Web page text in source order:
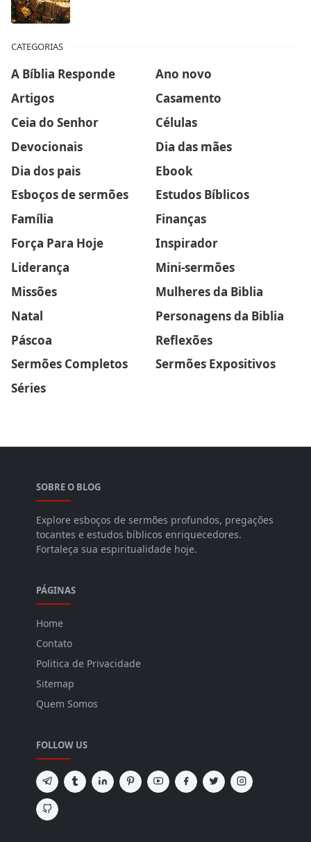
CATEGORIAS
A Bíblia Responde
Ano novo
Artigos
Casamento
Ceia do Senhor
Células
Devocionais
Dia das mães
Dia dos pais
Ebook
Esboços de sermões
Estudos Bíblicos
Família
Finanças
Força Para Hoje
Inspirador
Liderança
Mini-sermões
Missões
Mulheres da Biblia
Natal
Personagens da Biblia
Páscoa
Reflexões
Sermões Completos
Sermões Expositivos
Séries
SOBRE O BLOG
Explore esboços de sermões profundos, pregações
tocantes e estudos bíblicos enriquecedores.
Fortaleça sua espiritualidade hoje.
PÁGINAS
Home
Contato
Politica de Privacidade
Sitemap
Quem Somos
FOLLOW US